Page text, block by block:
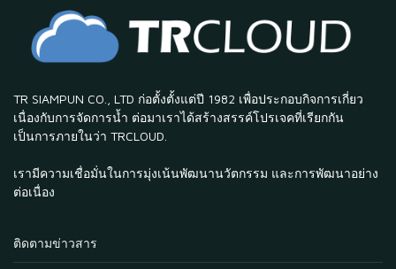
TR SIAMPUN CO., LTD ก่อตั้งตั้งแต่ปี 1982 เพื่อประกอบกิจการเกี่ยว
เนื่องกับการจัดการน้ำ ต่อมาเราได้สร้างสรรค์โปรเจคที่เรียกกัน
เป็นการภายในว่า TRCLOUD.
เรามีความเชื่อมั่นในการมุ่งเน้นพัฒนานวัตกรรม และการพัฒนาอย่าง
ต่อเนื่อง
ติดตามข่าวสาร